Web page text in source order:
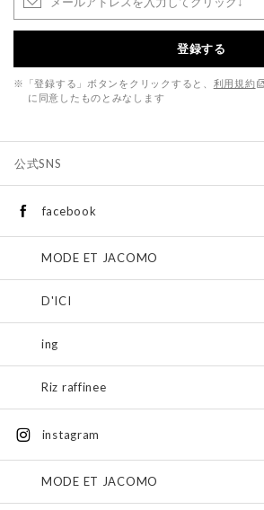
登録する
※「登録する」ボタンをクリックすると、 利用規約
に同意したものとみなします
公式SNS
facebook
MODE ET JACOMO
D'ICI
ing
Riz raffinee
instagram
MODE ET JACOMO